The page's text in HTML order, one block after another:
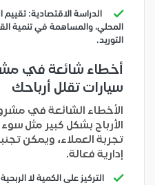
الدراسة الاقتصادية:
المحلي، والمساهمة في تنمية
التوريد.
أخطاء شائعة في
سيارات تقلل أرباحك
الأخطاء الشائعة في
الأرباح بشكل كبير مثل سوء
تجربة العملاء، ويمكن
إدارية فعالة.
التركيز على الكمية لا